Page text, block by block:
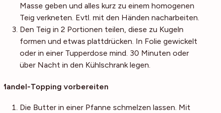
Masse geben und alles kurz zu einem homogenen
Teig verkneten. Evtl. mit den Händen nacharbeiten.
Den Teig in 2 Portionen teilen, diese zu Kugeln
formen und etwas plattdrücken. In Folie gewickelt
oder in einer Tupperdose mind. 30 Minuten oder
über Nacht in den Kühlschrank legen.
Mandel-Topping vorbereiten
Die Butter in einer Pfanne schmelzen lassen. Mit